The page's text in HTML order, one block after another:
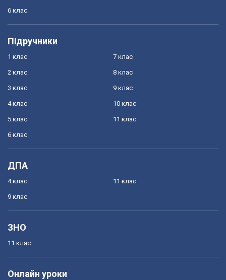
6 клас
Підручники
1 клас
2 клас
3 клас
4 клас
5 клас
6 клас
7 клас
8 клас
9 клас
10 клас
11 клас
ДПА
4 клас
9 клас
11 клас
ЗНО
11 клас
Онлайн уроки